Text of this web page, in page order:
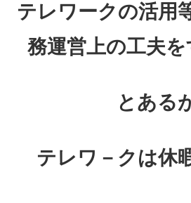
テレワークの活用
務運営上の工夫を
とある
テレワ－クは休